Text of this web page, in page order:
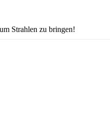
Strahlen zu bringen!